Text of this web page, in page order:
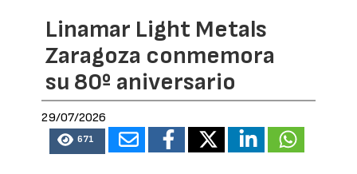
Linamar Light Metals
Zaragoza conmemora
su 80º aniversario
29/07/2026
671